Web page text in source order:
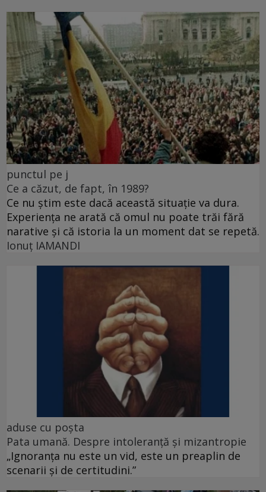
punctul pe j
Ce a căzut, de fapt, în 1989?
Ce nu știm este dacă această situație va dura.
Experiența ne arată că omul nu poate trăi fără
narative și că istoria la un moment dat se repetă.
Ionuţ IAMANDI
aduse cu poșta
Pata umană. Despre intoleranță și mizantropie
„Ignoranța nu este un vid, este un preaplin de
scenarii și de certitudini.”